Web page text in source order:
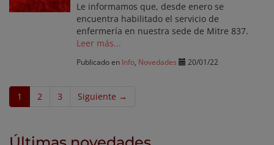
Le informamos que, desde enero se
encuentra habilitado el servicio de
enfermería en nuestra sede de Mitre 837.
Leer más...
Publicado en Info Novedades 20/01/22
1 2 3 Siguiente →